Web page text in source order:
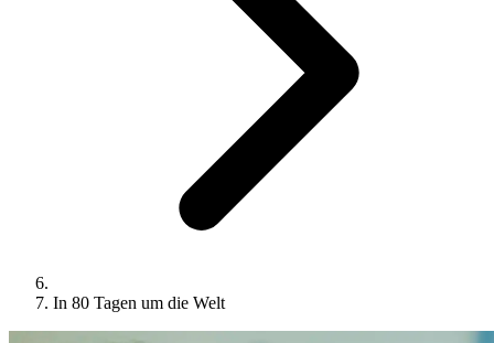
In 80 Tagen um die Welt